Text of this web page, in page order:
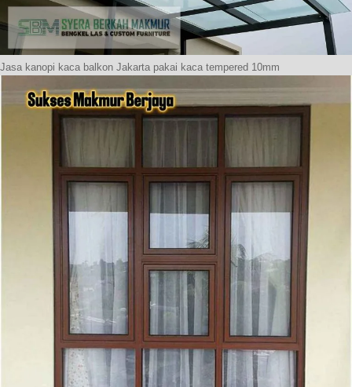
Jasa kanopi kaca balkon Jakarta pakai kaca tempered 10mm